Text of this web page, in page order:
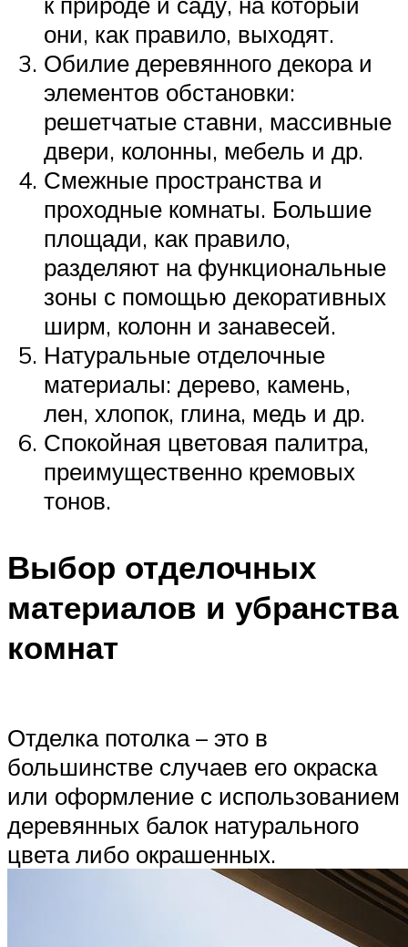
они, как правило, выходят.
Обилие деревянного декора и
элементов обстановки:
решетчатые ставни, массивные
двери, колонны, мебель и др.
Смежные пространства и
проходные комнаты. Большие
площади, как правило,
разделяют на функциональные
зоны с помощью декоративных
ширм, колонн и занавесей.
Натуральные отделочные
материалы: дерево, камень,
лен, хлопок, глина, медь и др.
Спокойная цветовая палитра,
преимущественно кремовых
тонов.
Выбор отделочных
материалов и убранства
комнат
Отделка потолка – это в
большинстве случаев его окраска
или оформление с использованием
деревянных балок натурального
цвета либо окрашенных.